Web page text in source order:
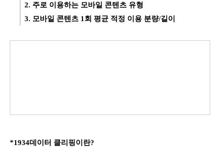
2. 주로 이용하는 모바일 콘텐츠 유형
3. 모바일 콘텐츠 1회 평균 적정 이용 분량/길이
*1934데이터 클리핑이란?